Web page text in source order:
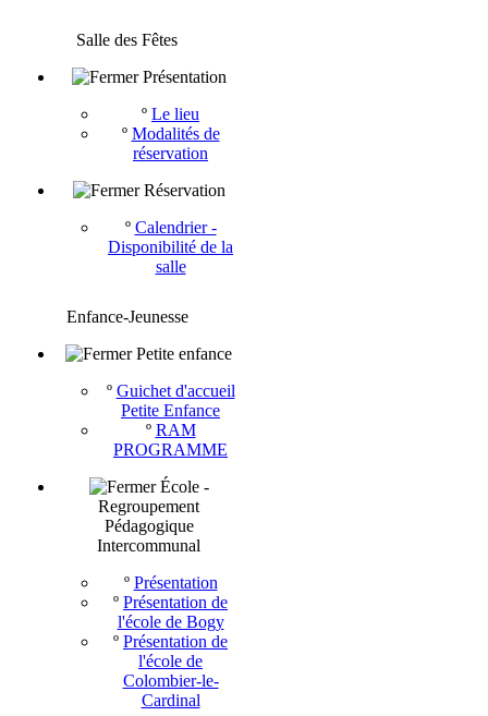
Salle des Fêtes
Présentation
º Le lieu
º Modalités de
réservation
Réservation
º Calendrier -
Disponibilité de la
salle
Enfance-Jeunesse
Petite enfance
º Guichet d'accueil
Petite Enfance
º RAM
PROGRAMME
École -
Regroupement
Pédagogique
Intercommunal
º Présentation
º Présentation de
l'école de Bogy
º Présentation de
l'école de
Colombier-le-
Cardinal